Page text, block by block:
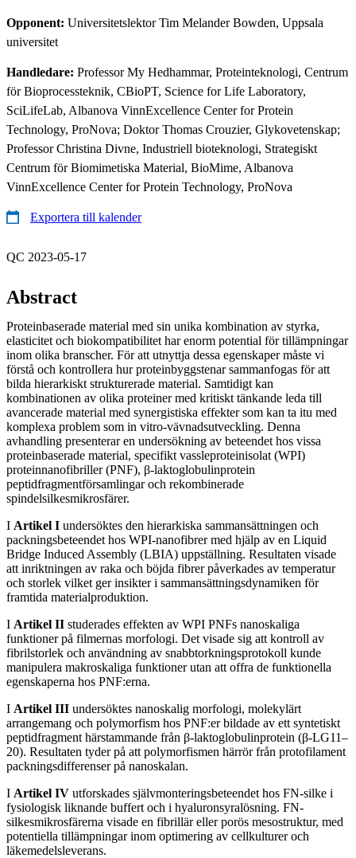
Opponent: Universitetslektor Tim Melander Bowden, Uppsala
universitet
Handledare: Professor My Hedhammar, Proteinteknologi, Centrum
för Bioprocessteknik, CBioPT, Science for Life Laboratory,
SciLifeLab, Albanova VinnExcellence Center for Protein
Technology, ProNova; Doktor Thomas Crouzier, Glykovetenskap;
Professor Christina Divne, Industriell bioteknologi, Strategiskt
Centrum för Biomimetiska Material, BioMime, Albanova
VinnExcellence Center for Protein Technology, ProNova
Exportera till kalender
QC 2023-05-17
Abstract
Proteinbaserade material med sin unika kombination av styrka,
elasticitet och biokompatibilitet har enorm potential för tillämpningar
inom olika branscher. För att utnyttja dessa egenskaper måste vi
förstå och kontrollera hur proteinbyggstenar sammanfogas för att
bilda hierarkiskt strukturerade material. Samtidigt kan
kombinationen av olika proteiner med kritiskt tänkande leda till
avancerade material med synergistiska effekter som kan ta itu med
komplexa problem som in vitro-vävnadsutveckling. Denna
avhandling presenterar en undersökning av beteendet hos vissa
proteinbaserade material, specifikt vassleproteinisolat (WPI)
proteinnanofibriller (PNF), β-laktoglobulinprotein
peptidfragmentförsamlingar och rekombinerade
spindelsilkesmikrosfärer.
I Artikel I undersöktes den hierarkiska sammansättningen och
packningsbeteendet hos WPI-nanofibrer med hjälp av en Liquid
Bridge Induced Assembly (LBIA) uppställning. Resultaten visade
att inriktningen av raka och böjda fibrer påverkades av temperatur
och storlek vilket ger insikter i sammansättningsdynamiken för
framtida materialproduktion.
I Artikel II studerades effekten av WPI PNFs nanoskaliga
funktioner på filmernas morfologi. Det visade sig att kontroll av
fibrilstorlek och användning av snabbtorkningsprotokoll kunde
manipulera makroskaliga funktioner utan att offra de funktionella
egenskaperna hos PNF:erna.
I Artikel III undersöktes nanoskalig morfologi, molekylärt
arrangemang och polymorfism hos PNF:er bildade av ett syntetiskt
peptidfragment härstammande från β-laktoglobulinprotein (β-LG11–
20). Resultaten tyder på att polymorfismen härrör från protofilament
packningsdifferenser på nanoskalan.
I Artikel IV utforskades självmonteringsbeteendet hos FN-silke i
fysiologisk liknande buffert och i hyaluronsyralösning. FN-
silkesmikrosfärerna visade en fibrillär eller porös mesostruktur, med
potentiella tillämpningar inom optimering av cellkulturer och
läkemedelsleverans.